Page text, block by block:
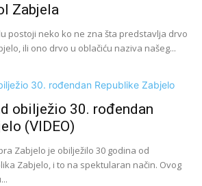
Zabjela
postoji neko ko ne zna šta predstavlja drvo
ili ono drvo u oblačiću naziva našeg...
obilježio 30. rođendan
(VIDEO)
Zabjelo je obilježilo 30 godina od
Zabjelo, i to na spektularan način. Ovog